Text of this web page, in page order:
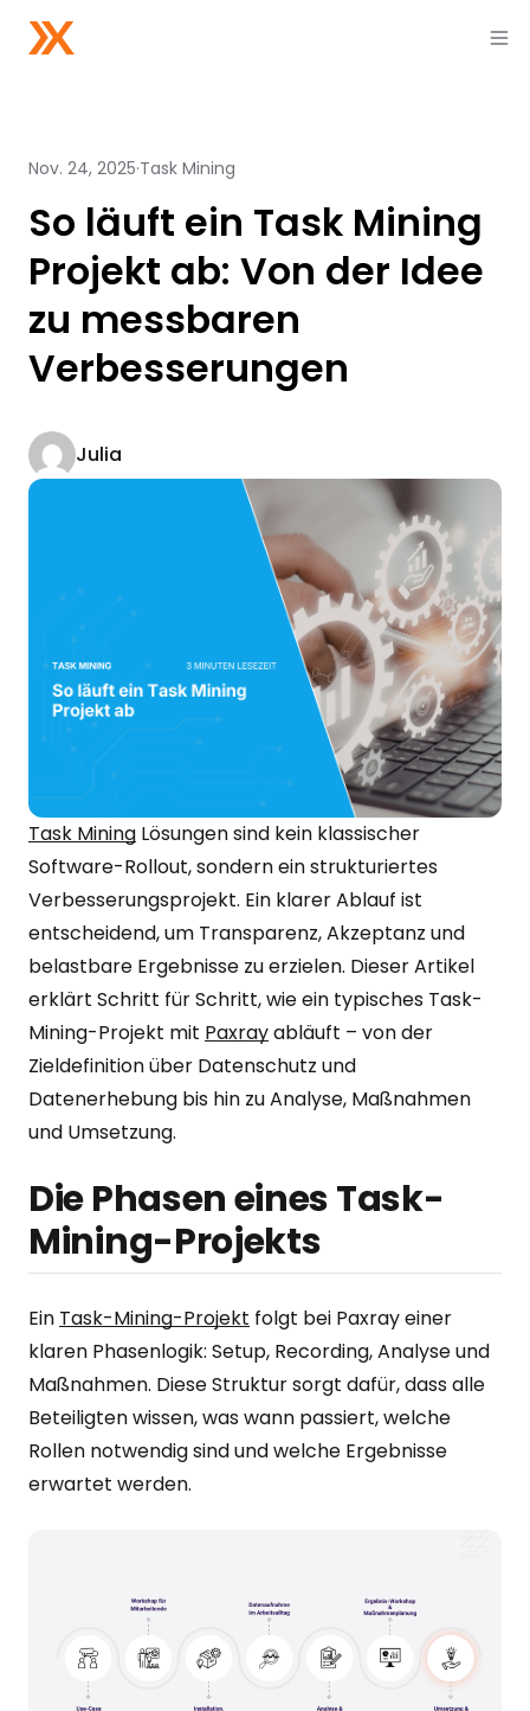
Nov. 24, 2025 Task Mining
So läuft ein Task Mining
Projekt ab: Von der Idee
zu messbaren
Verbesserungen
Julia
Task Mining Lösungen sind kein klassischer
Software-Rollout, sondern ein strukturiertes
Verbesserungsprojekt. Ein klarer Ablauf ist
entscheidend, um Transparenz, Akzeptanz und
belastbare Ergebnisse zu erzielen. Dieser Artikel
erklärt Schritt für Schritt, wie ein typisches Task-
Mining-Projekt mit Paxrayabläuft – von der
Zieldefinition über Datenschutz und
Datenerhebung bis hin zu Analyse, Maßnahmen
und Umsetzung.
Die Phasen eines Task-
Mining-Projekts
Ein Task-Mining-Projekt folgt bei Paxray einer
klaren Phasenlogik: Setup, Recording, Analyse und
Maßnahmen. Diese Struktur sorgt dafür, dass alle
Beteiligten wissen, was wann passiert, welche
Rollen notwendig sind und welche Ergebnisse
erwartet werden.